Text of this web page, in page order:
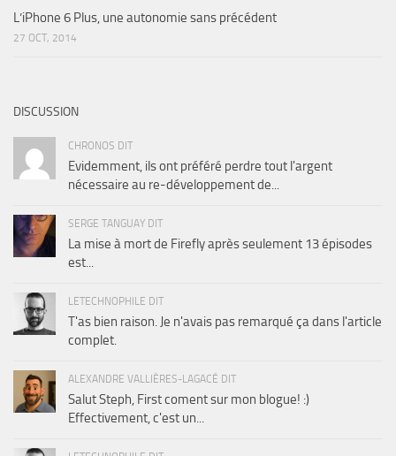
L’iPhone 6 Plus, une autonomie sans précédent
27 OCT, 2014
DISCUSSION
CHRONOS DIT
Evidemment, ils ont préféré perdre tout l'argent
nécessaire au re-développement de...
SERGE TANGUAY DIT
La mise à mort de Firefly après seulement 13 épisodes
est...
LETECHNOPHILE DIT
T'as bien raison. Je n'avais pas remarqué ça dans l'article
complet.
ALEXANDRE VALLIÈRES-LAGACÉ DIT
Salut Steph, First coment sur mon blogue! :)
Effectivement, c'est un...